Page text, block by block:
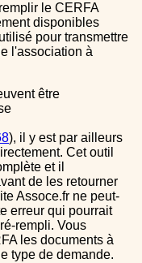
disponibles
pour transmettre
l'association à
), il y est par ailleurs
Cet outil
et il
de les retourner
Assoce.fr ne peut-
erreur qui pourrait
rempli. Vous
les documents à
type de demande.